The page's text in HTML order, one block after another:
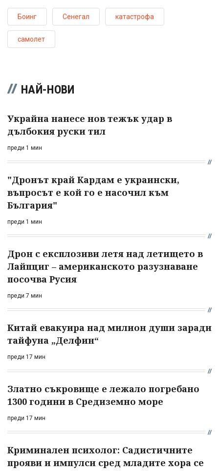
Боинг Сенегал катастрофа
самолет
НАЙ-НОВИ
Украйна нанесе нов тежък удар в
дълбокия руски тил
преди 1 мин
"Дронът край Кардам е украински,
въпросът е кой го е насочил към
България"
преди 1 мин
Дрон с експлозиви летя над летището в
Лайпциг – американското разузнаване
посочва Русия
преди 7 мин
Китай евакуира над милион души заради
тайфуна „Делфин“
преди 17 мин
Златно съкровище е лежало погребано
1300 години в Средиземно море
преди 17 мин
Криминален психолог: Садистичните
прояви и импулси сред младите хора се